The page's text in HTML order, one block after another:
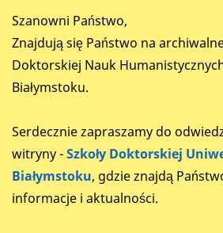
Szanowni Państwo,
Znajdują się Państwo na
Doktorskiej Nauk
Białymstoku.
Serdecznie zapraszamy do
witryny -Szkoły Doktorskiej
Białymstoku, gdzie znajdą
informacje i aktualności.